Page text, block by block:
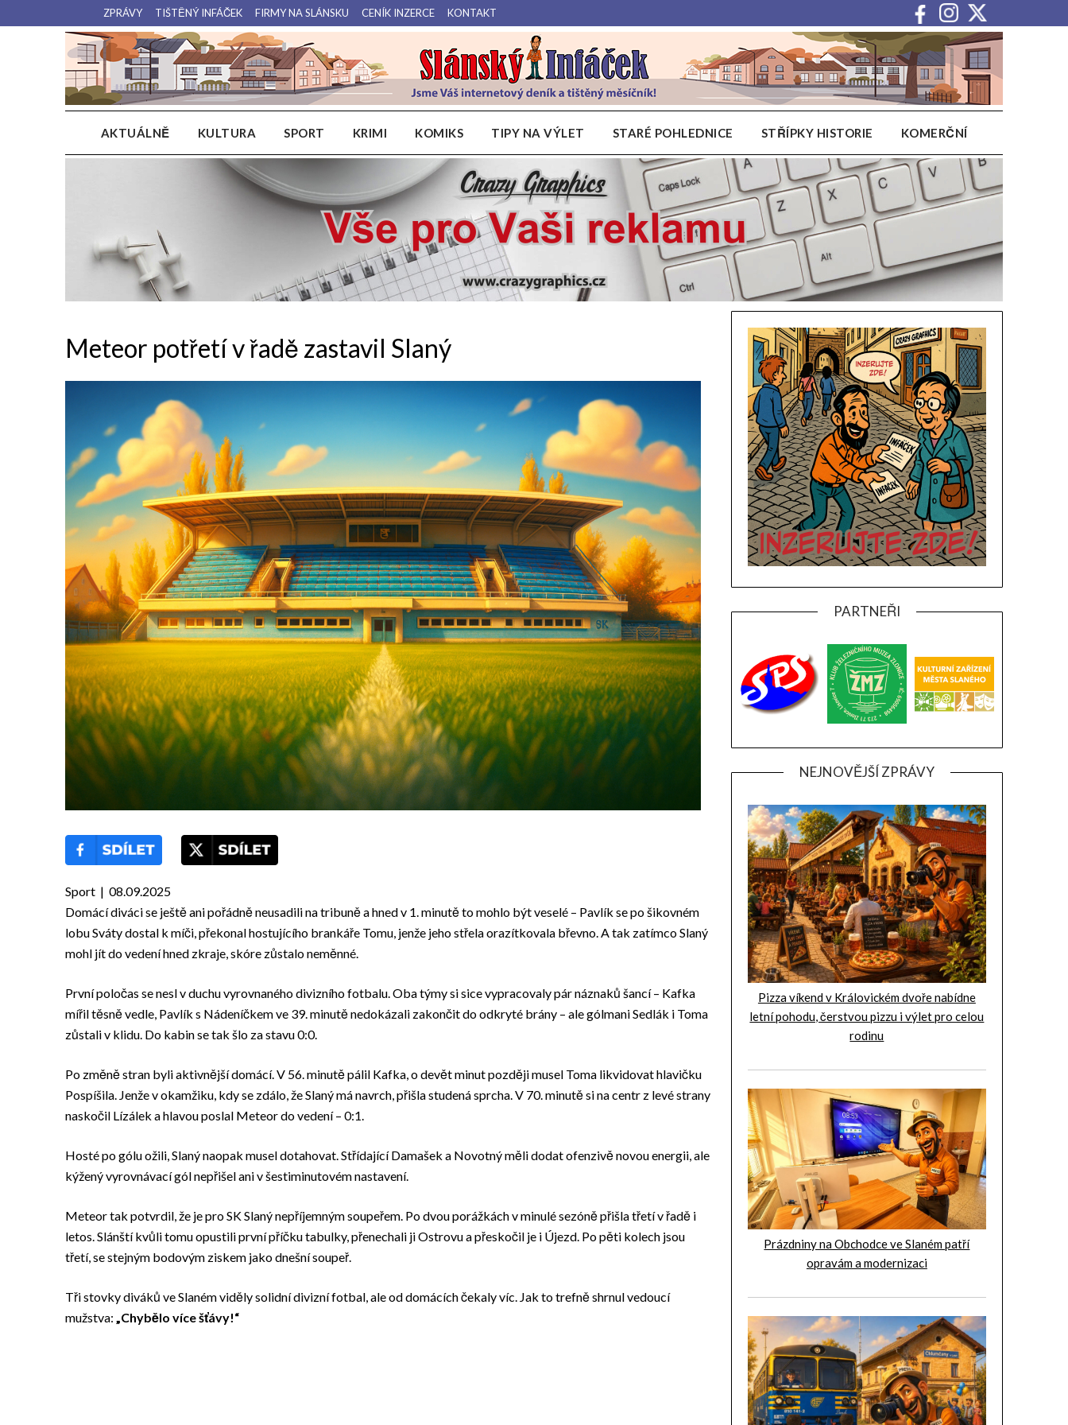
na
ZPRÁVY TIŠTĚNÝ INFÁČEK FIRMY NA SLÁNSKU CENÍK INZERCE KONTAKT
Slánský Infáček
Váš internetový deník a tištěný měsíčník pro Slánsko, Kladensko a Lounsko.
AKTUÁLNĚ KULTURA SPORT KRIMI KOMIKS TIPY NA VÝLET STARÉ POHLEDNICE STŘÍPKY HISTORIE KOMERČNÍ
Meteor potřetí v řadě zastavil Slaný
Sport | 08.09.2025
Domácí diváci se ještě ani pořádně neusadili na tribuně a hned v 1. minutě to mohlo být veselé – Pavlík se po šikovném
lobu Sváty dostal k míči, překonal hostujícího brankáře Tomu, jenže jeho střela orazítkovala břevno. A tak zatímco Slaný
mohl jít do vedení hned zkraje, skóre zůstalo neměnné.
První poločas se nesl v duchu vyrovnaného divizního fotbalu. Oba týmy si sice vypracovaly pár náznaků šancí – Kafka
mířil těsně vedle, Pavlík s Nádeníčkem ve 39. minutě nedokázali zakončit do odkryté brány – ale gólmani Sedlák i Toma
zůstali v klidu. Do kabin se tak šlo za stavu 0:0.
Po změně stran byli aktivnější domácí. V 56. minutě pálil Kafka, o devět minut později musel Toma likvidovat hlavičku
Pospíšila. Jenže v okamžiku, kdy se zdálo, že Slaný má navrch, přišla studená sprcha. V 70. minutě si na centr z levé strany
naskočil Lízálek a hlavou poslal Meteor do vedení – 0:1.
Hosté po gólu ožili, Slaný naopak musel dotahovat. Střídající Damašek a Novotný měli dodat ofenzivě novou energii, ale
kýžený vyrovnávací gól nepřišel ani v šestiminutovém nastavení.
Meteor tak potvrdil, že je pro SK Slaný nepříjemným soupeřem. Po dvou porážkách v minulé sezóně přišla třetí v řadě i
letos. Slánští kvůli tomu opustili první příčku tabulky, přenechali ji Ostrovu a přeskočil je i Újezd. Po pěti kolech jsou
třetí, se stejným bodovým ziskem jako dnešní soupeř.
Tři stovky diváků ve Slaném viděly solidní divizní fotbal, ale od domácích čekaly víc. Jak to trefně shrnul vedoucí
mužstva: „Chybělo více šťávy!“
PARTNEŘI
NEJNOVĚJŠÍ ZPRÁVY
Pizza víkend v Královickém dvoře nabídne
letní pohodu, čerstvou pizzu i výlet pro celou
rodinu
Prázdniny na Obchodce ve Slaném patří
opravám a modernizaci